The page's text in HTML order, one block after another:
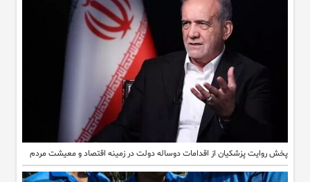
پخش روایت پزشکیان از اقدامات دوساله دولت در زمینه اقتصاد و معیشت مردم